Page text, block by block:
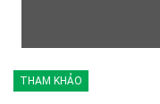
THAM KHẢO